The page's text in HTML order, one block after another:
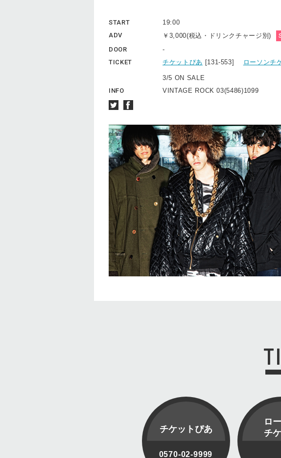
START
19:00
ADV
￥3,000(税込・ドリンクチャージ別)
DOOR
-
TICKET
チケットぴあ [131-553] ローソンチ
3/5 ON SALE
INFO
VINTAGE ROCK 03(5486)1099
チケットぴあ
0570-02-9999
ロ
チ